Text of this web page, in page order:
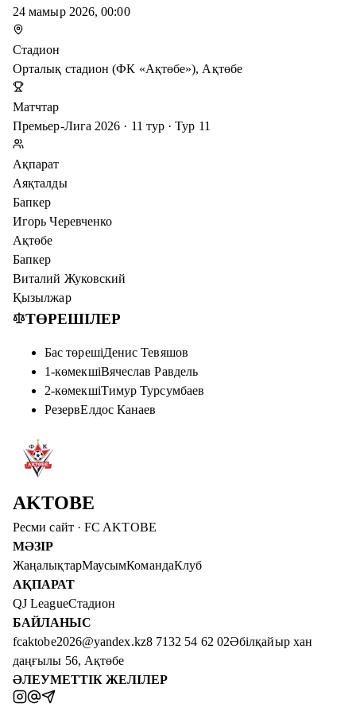
24 мамыр 2026, 00:00
Стадион
Орталық стадион (ФК «Ақтөбе»), Ақтөбе
Матчтар
Премьер-Лига 2026 · 11 тур · Тур 11
Ақпарат
Аяқталды
Бапкер
Игорь Черевченко
Ақтөбе
Бапкер
Виталий Жуковский
Қызылжар
ТӨРЕШІЛЕР
Бас төрешіДенис Тевяшов
1-көмекшіВячеслав Равдель
2-көмекшіТимур Турсумбаев
РезервЕлдос Канаев
AKTOBE
Ресми сайт·FC AKTOBE
МӘЗІР
ЖаңалықтарМаусымКомандаКлуб
АҚПАРАТ
QJ LeagueСтадион
БАЙЛАНЫС
fcaktobe2026@yandex.kz8 7132 54 62 02Әбілқайыр хан
даңғылы 56, Ақтөбе
ӘЛЕУМЕТТІК ЖЕЛІЛЕР